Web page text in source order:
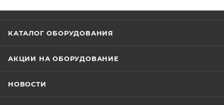
КАТАЛОГ ОБОРУДОВАНИЯ
АКЦИИ НА ОБОРУДОВАНИЕ
НОВОСТИ